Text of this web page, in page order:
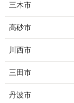
三木市
高砂市
川西市
三田市
丹波市